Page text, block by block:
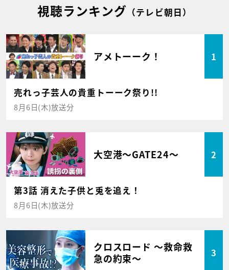
視聴ランキング （テレビ朝日）
アメトーーク！ 1
売れっ子芸人の貴重トーーク祭り!!
8月6日(木)放送分
大空港～GATE24～ 2
第3話 消えた子供と兎を追え！
8月6日(木)放送分
クロスロード ～救命救
急の約束～
3